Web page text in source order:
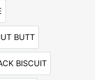
BUTT
PEANUT BUTT
BISCUIT
BLACK BISCUIT